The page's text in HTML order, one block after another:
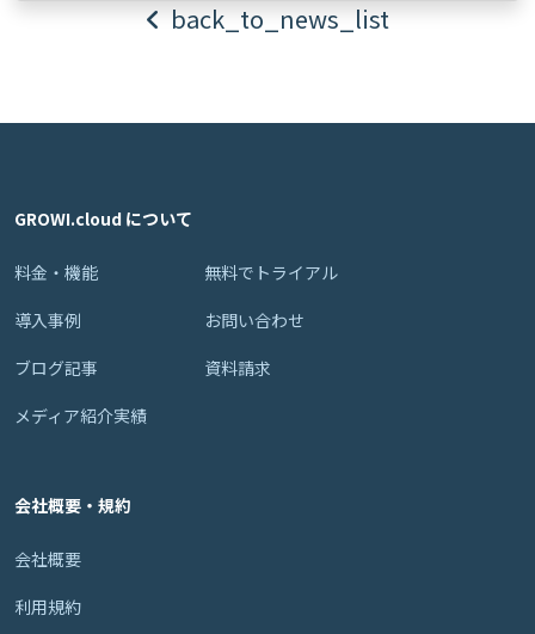
back_to_news_list
GROWI.cloud について
料金・機能
導入事例
ブログ記事
メディア紹介実績
無料でトライアル
お問い合わせ
資料請求
会社概要・規約
会社概要
利用規約